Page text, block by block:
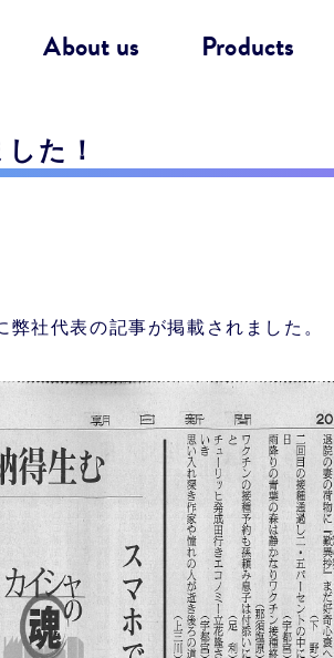
About us Products
た！
社代表の記事が掲載されました。